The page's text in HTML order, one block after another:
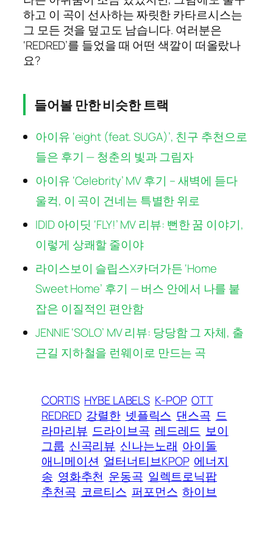
하고 이 곡이 선사하는 짜릿한 카타르시스는
그 모든 것을 덮고도 남습니다. 여러분은
‘REDRED’를 들었을 때 어떤 색깔이 떠올랐나
요?
들어볼 만한 비슷한 트랙
아이유 ‘eight (feat. SUGA)’, 친구 추천으로
들은 후기 — 청춘의 빛과 그림자
아이유 ‘Celebrity’ MV 후기 – 새벽에 듣다
울컥, 이 곡이 건네는 특별한 위로
IDID 아이딧 ‘FLY!’ MV 리뷰: 뻔한 꿈 이야기,
이렇게 상쾌할 줄이야
라이스보이 슬립스X카더가든 ‘Home
Sweet Home’ 후기 — 버스 안에서 나를 붙
잡은 이질적인 편안함
JENNIE ‘SOLO’ MV 리뷰: 당당함 그 자체, 출
근길 지하철을 런웨이로 만드는 곡
CORTIS HYBE LABELS K-POP OTT
REDRED 강렬한 넷플릭스 댄스곡 드
라마리뷰 드라이브곡 레드레드 보이
그룹 신곡리뷰 신나는노래 아이돌
애니메이션 얼터너티브KPOP 에너지
송 영화추천 운동곡 일렉트로닉팝
추천곡 코르티스 퍼포먼스 하이브